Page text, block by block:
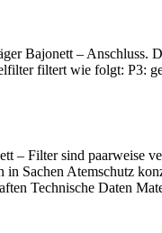
Bajonett – Anschluss.
filtert wie folgt: P3:
Filter sind paarweise
Sachen Atemschutz
Technische Daten